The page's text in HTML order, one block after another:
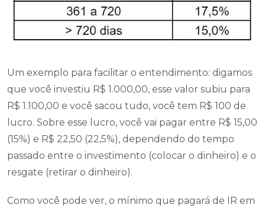
Um exemplo para facilitar o entendimento: digamos
que você investiu R$ 1.000,00, esse valor subiu para
R$ 1.100,00 e você sacou tudo, você tem R$ 100 de
lucro. Sobre esse lucro, você vai pagar entre R$ 15,00
(15%) e R$ 22,50 (22,5%), dependendo do tempo
passado entre o investimento (colocar o dinheiro) e o
resgate (retirar o dinheiro).
Como você pode ver, o mínimo que pagará de IR em